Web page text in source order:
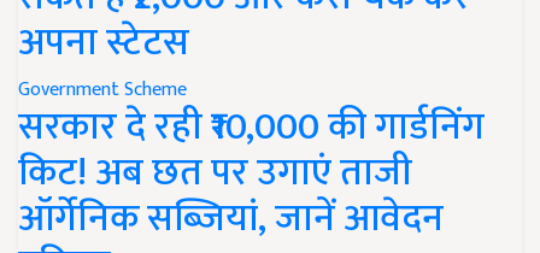
अपना स्टेटस
Government Scheme
सरकार दे रही ₹10,000 की गार्डनिंग
किट! अब छत पर उगाएं ताजी
ऑर्गेनिक सब्जियां, जानें आवेदन